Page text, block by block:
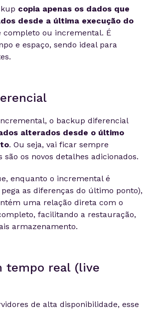
copia apenas os dados que
desde a última execução do
completo ou incremental. É
e espaço, sendo ideal para
o backup diferencial
alterados desde o último
. Ou seja, vai ficar sempre
são os novos detalhes adicionados.
enquanto o incremental é
as diferenças do último ponto),
uma relação direta com o
facilitando a restauração,
armazenamento.
tempo real (live
de alta disponibilidade, esse